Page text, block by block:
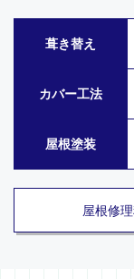
葺き替え
カバー工法
屋根塗装
屋根修